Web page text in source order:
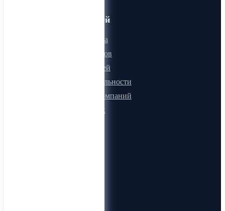
Для пользователей
Онлайн визитка
Для поставщиков
Для покупателей
Программа лояльности
Микроблоги компаний
Быстрый поиск